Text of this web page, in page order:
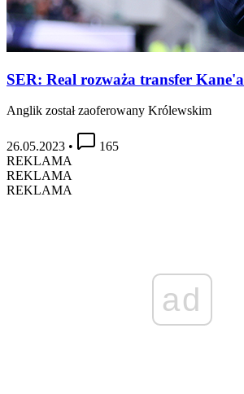
SER: Real rozważa transfer Kane'a
Anglik został zaoferowany Królewskim
26.05.2023 •
165
REKLAMA
REKLAMA
REKLAMA
ad